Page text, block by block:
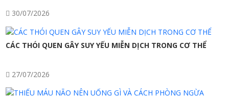
30/07/2026
CÁC THÓI QUEN GÂY SUY YẾU MIỄN DỊCH TRONG CƠ THỂ
27/07/2026